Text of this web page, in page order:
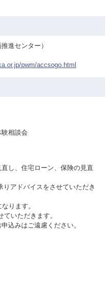
進センター）
pwm/accsogo.html
相談会
し、住宅ローン、保険の見直
アドバイスをさせていただき
ります。
いただきます。
込みはご遠慮ください。